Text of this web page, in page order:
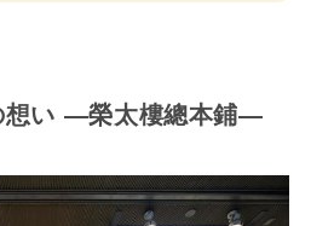
想い —榮太樓總本鋪—